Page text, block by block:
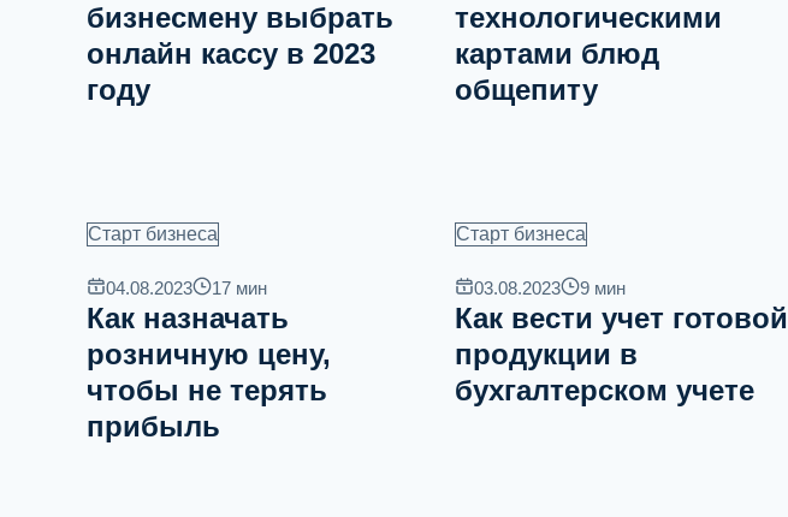
бизнесмену выбрать
онлайн кассу в 2023
году
Старт бизнеса
технологическими
картами блюд
общепиту
Старт бизнеса
04.08.2023 17 мин
Как назначать
розничную цену,
чтобы не терять
прибыль
03.08.2023 9 мин
Как вести учет готовой
продукции в
бухгалтерском учете